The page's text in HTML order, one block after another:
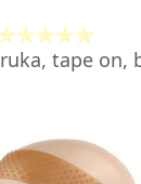
tape on,